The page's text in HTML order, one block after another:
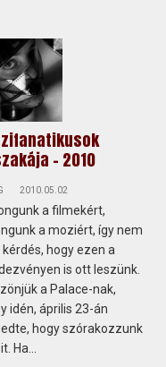
– 2010
2010.05.02
a filmekért,
a moziért, így nem
hogy ezen a
is ott leszünk.
a Palace-nak,
idén, április 23-án
hogy szórakozzunk
Ha...